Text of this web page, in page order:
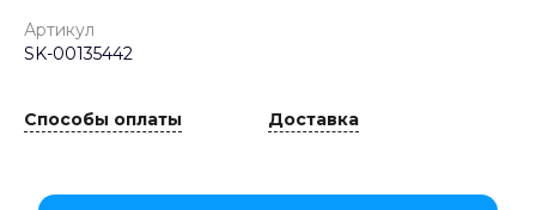
Артикул
SK-00135442
Способы оплаты Доставка